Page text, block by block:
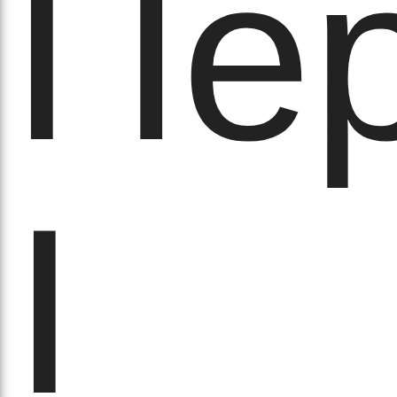
І